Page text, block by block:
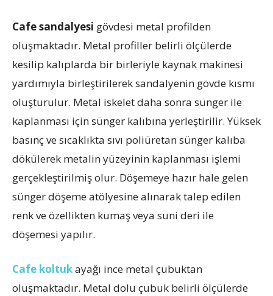
Cafe sandalyesi gövdesi metal profilden
oluşmaktadır. Metal profiller belirli ölçülerde
kesilip kalıplarda bir birleriyle kaynak makinesi
yardımıyla birleştirilerek sandalyenin gövde kısmı
oluşturulur. Metal iskelet daha sonra sünger ile
kaplanması için sünger kalıbına yerleştirilir. Yüksek
basınç ve sıcaklıkta sıvı poliüretan sünger kalıba
dökülerek metalin yüzeyinin kaplanması işlemi
gerçekleştirilmiş olur. Döşemeye hazır hale gelen
sünger döşeme atölyesine alınarak talep edilen
renk ve özellikten kumaş veya suni deri ile
döşemesi yapılır.
Cafe koltukayağı ince metal çubuktan
oluşmaktadır. Metal dolu çubuk belirli ölçülerde